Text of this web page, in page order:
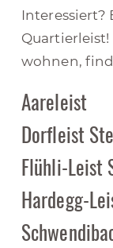
Interessiert?
wohnen,
Aareleist
Dorfleist
Flühli-Leist
Hardegg-